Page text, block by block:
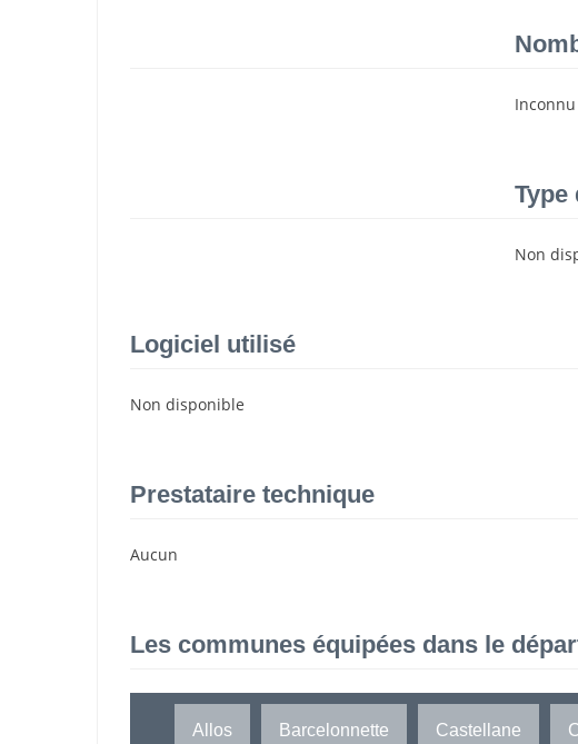
Inconnu
Type
Non
Logiciel utilisé
Non disponible
Prestataire technique
Aucun
Les communes équipées dans le
Allos Barcelonnette Castellane